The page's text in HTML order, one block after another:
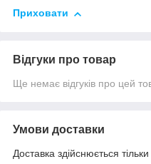
Приховати
Відгуки про товар
Ще немає відгуків про цей
Умови доставки
Доставка здійснюється